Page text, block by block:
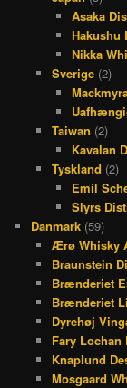
Asaka
Hakushu
Nikka
Sverige(2)
Taiwan (2)
Kavalan
Tyskland (2)
Emil
Slyrs
Danmark (59)
Ærø Whisky
Braunstein
Brænderiet
Brænderiet
Dyrehøj
Fary Lochan
Knaplund
Mosgaard